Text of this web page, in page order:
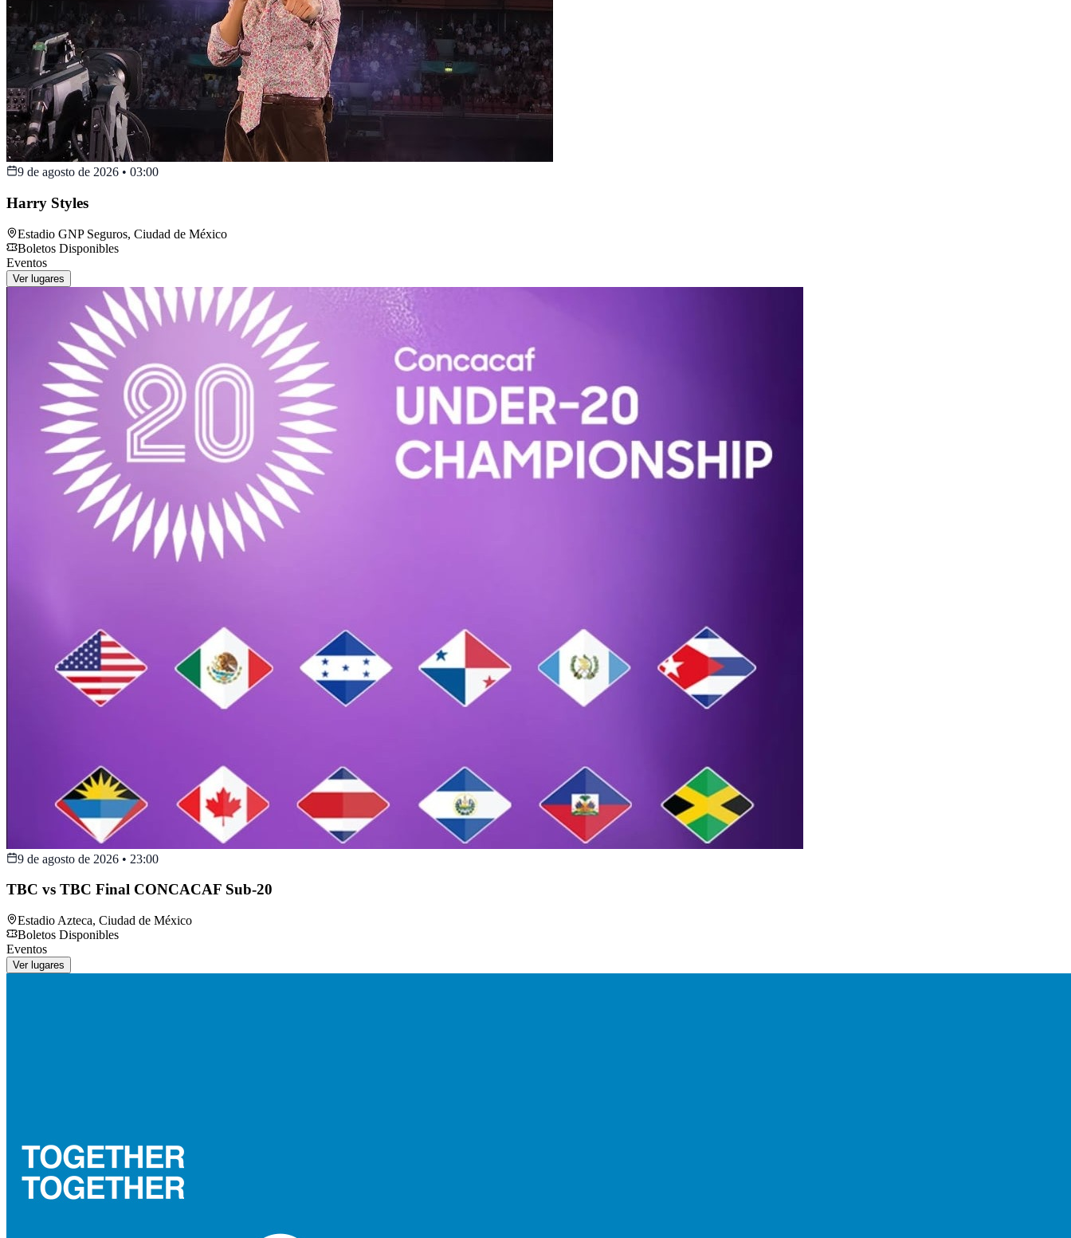
9 de agosto de 2026 • 03:00
Harry Styles
Estadio GNP Seguros, Ciudad de México
Boletos Disponibles
Eventos
Ver lugares
9 de agosto de 2026 • 23:00
TBC vs TBC Final CONCACAF Sub-20
Estadio Azteca, Ciudad de México
Boletos Disponibles
Eventos
Ver lugares